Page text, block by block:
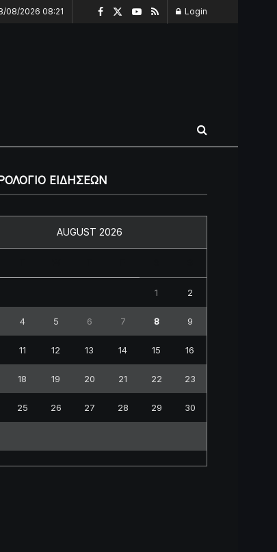
08/2026 08:21 Login
ΕΙΔΗΣΕΩΝ
AUGUST 2026
1 2
4 5 6 7 8 9
11 12 13 14 15 16
18 19 20 21 22 23
25 26 27 28 29 30